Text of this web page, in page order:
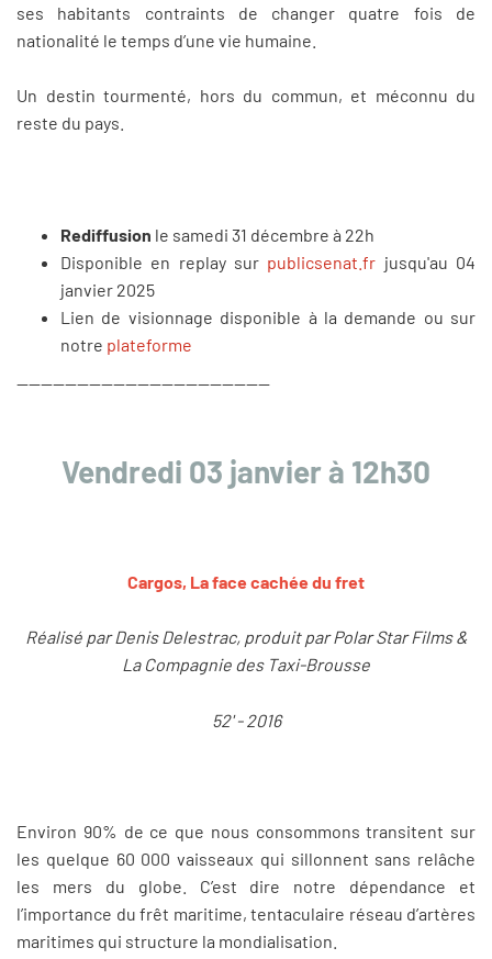
ses habitants contraints de changer quatre fois de
nationalité le temps d’une vie humaine.
Un destin tourmenté, hors du commun, et méconnu du
reste du pays.
Rediffusion le samedi 31 décembre à 22h
Disponible en replay sur publicsenat.fr jusqu'au 04
janvier 2025
Lien de visionnage disponible à la demande ou sur
notre plateforme
------------------------------------------
Vendredi 03 janvier à 12h30
Cargos, La face cachée du fret
Réalisé par Denis Delestrac, produit par Polar Star Films &
La Compagnie des Taxi-Brousse
52' - 2016
Environ 90% de ce que nous consommons transitent sur
les quelque 60 000 vaisseaux qui sillonnent sans relâche
les mers du globe. C’est dire notre dépendance et
l’importance du frêt maritime, tentaculaire réseau d’artères
maritimes qui structure la mondialisation.